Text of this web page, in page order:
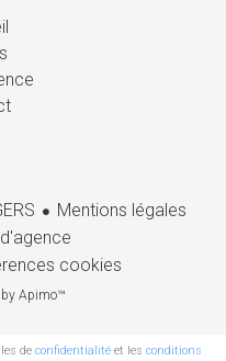
Mentions légales
cookies
Apimo™
de confidentialitéet les conditions